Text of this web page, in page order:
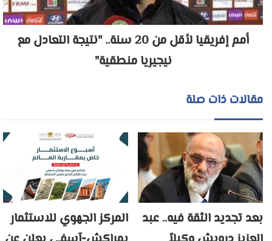
أمم إفريقيا لأقل من 20 سنة.. "نتيجة التعادل مع
نيجيريا منطقية"
مقالات ذات صلة
بعد تجديد الثقة فيه.. عبد
المركز الجهوي للاستثمار